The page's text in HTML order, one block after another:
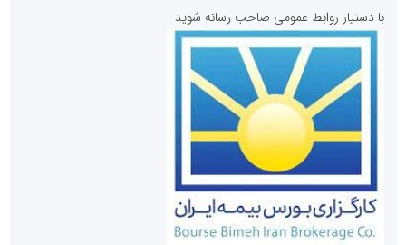
روابط عمومی خبرگزاری گزارش خبر
با دستیار روابط عمومی صاحب رسانه شوید